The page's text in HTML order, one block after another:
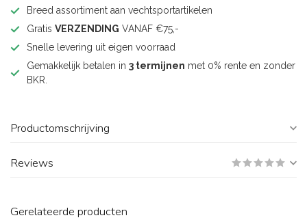
Breed assortiment aan vechtsportartikelen
Gratis VERZENDING VANAF €75,-
Snelle levering uit eigen voorraad
Gemakkelijk betalen in 3 termijnen met 0% rente en zonder
BKR.
Productomschrijving
Reviews
Gerelateerde producten